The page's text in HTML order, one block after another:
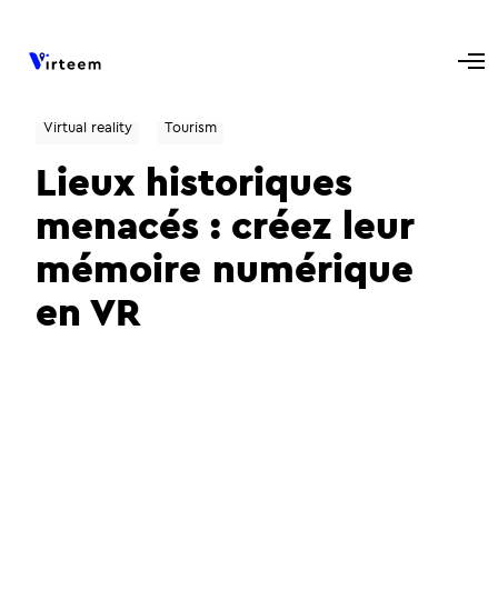
Virtual reality Tourism
Lieux historiques
menacés : créez leur
mémoire numérique
en VR